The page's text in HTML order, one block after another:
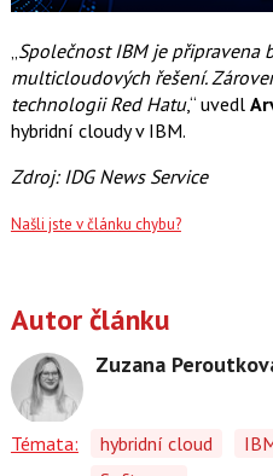
„Společnost IBM je připravena
multicloudových řešení.
technologii Red Hatu,“ uvedl
hybridní cloudy v IBM.
Zdroj: IDG News Service
Našli jste v článku chybu?
Autor článku
Zuzana
Témata: hybridní cloud